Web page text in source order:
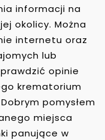
informacji na
okolicy. Można
internetu oraz
lub
opinie
krematorium
pomysłem
miejsca
panujące w